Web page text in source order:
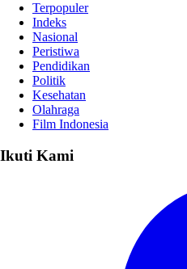
Terpopuler
Indeks
Nasional
Peristiwa
Pendidikan
Politik
Kesehatan
Olahraga
Film Indonesia
Ikuti Kami